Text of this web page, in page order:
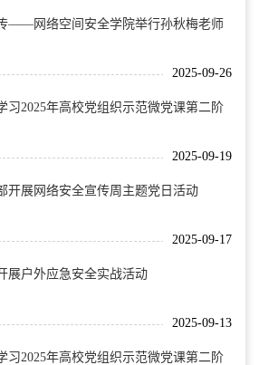
——网络空间安全学院举行孙秋梅老师
2025-09-26
习2025年高校党组织示范微党课第二阶
2025-09-19
开展网络安全宣传周主题党日活动
2025-09-17
展户外应急安全实战活动
2025-09-13
习2025年高校党组织示范微党课第二阶